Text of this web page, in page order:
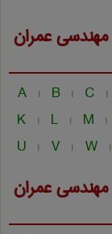
مهندسی عمران
A | B | C |
K | L | M |
U | V | W |
مهندسی عمران